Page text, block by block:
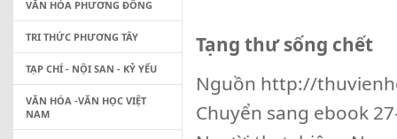
Tạng thư sống chết
Nguồn http://
Chuyển sang ebook
VĂN HÓA PHƯƠNG ĐÔNG
TRI THỨC PHƯƠNG TÂY
TẠP CHÍ - NỘI SAN - KỶ YẾU
VĂN HÓA -VĂN HỌC VIỆT
NAM